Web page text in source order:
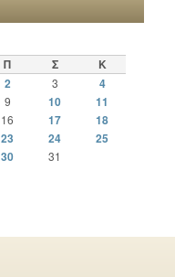
Π Σ Κ
2 3 4
9 10 11
16 17 18
23 24
25
30 31